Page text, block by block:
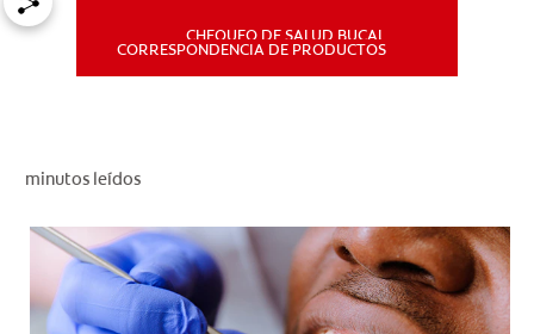
PARA PROFESIONALES
CUPONES
CHEQUEO DE SALUD BUCAL
CORRESPONDENCIA DE PRODUCTOS
minutos leídos